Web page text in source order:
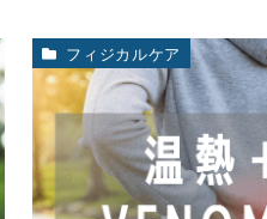
フィジカルケア